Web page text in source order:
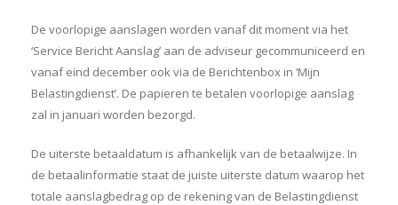
De voorlopige aanslagen worden vanaf dit moment via het
‘Service Bericht Aanslag’ aan de adviseur gecommuniceerd en
vanaf eind december ook via de Berichtenbox in ‘Mijn
Belastingdienst’. De papieren te betalen voorlopige aanslag
zal in januari worden bezorgd.
De uiterste betaaldatum is afhankelijk van de betaalwijze. In
de betaalinformatie staat de juiste uiterste datum waarop het
totale aanslagbedrag op de rekening van de Belastingdienst